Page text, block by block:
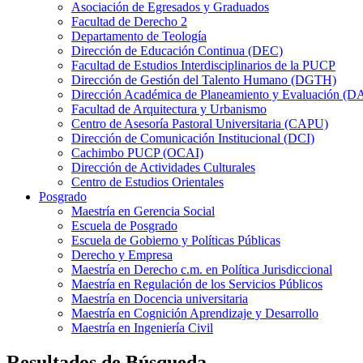
Asociación de Egresados y Graduados
Facultad de Derecho 2
Departamento de Teología
Dirección de Educación Continua (DEC)
Facultad de Estudios Interdisciplinarios de la PUCP
Dirección de Gestión del Talento Humano (DGTH)
Dirección Académica de Planeamiento y Evaluación
Facultad de Arquitectura y Urbanismo
Centro de Asesoría Pastoral Universitaria (CAPU)
Dirección de Comunicación Institucional (DCI)
Cachimbo PUCP (OCAI)
Dirección de Actividades Culturales
Centro de Estudios Orientales
Posgrado
Maestría en Gerencia Social
Escuela de Posgrado
Escuela de Gobierno y Políticas Públicas
Derecho y Empresa
Maestría en Derecho c.m. en Política Jurisdiccional
Maestría en Regulación de los Servicios Públicos
Maestría en Docencia universitaria
Maestría en Cognición Aprendizaje y Desarrollo
Maestría en Ingeniería Civil